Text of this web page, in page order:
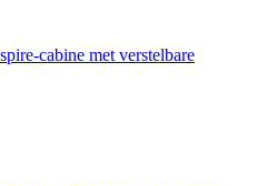
cabine met verstelbare